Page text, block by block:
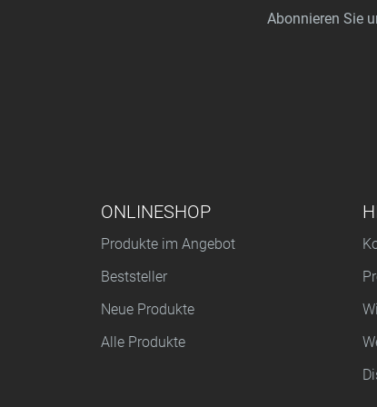
Abonnieren Sie
FUSSZEILENMENÜ
ONLINESHOP
Produkte im Angebot
Beststeller
Neue Produkte
Alle Produkte